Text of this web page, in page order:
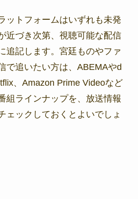
ットフォームはいずれも未発
近づき次第、視聴可能な配信
追記します。宮廷ものやファ
で追いたい方は、ABEMAやd
、Amazon Prime Videoなど
組ラインナップを、放送情報
ェックしておくとよいでしょ